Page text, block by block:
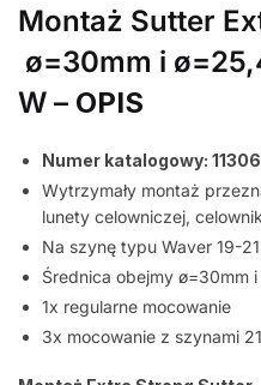
Montaż Sutter
ø=30mm i
W – OPIS
Numer katalogowy:
Wytrzymały montaż
lunety celowniczej,
Na szynę typu Waver 19-
Średnica obejmy ø=30mm
1x regularne mocowanie
3x mocowanie z szynami